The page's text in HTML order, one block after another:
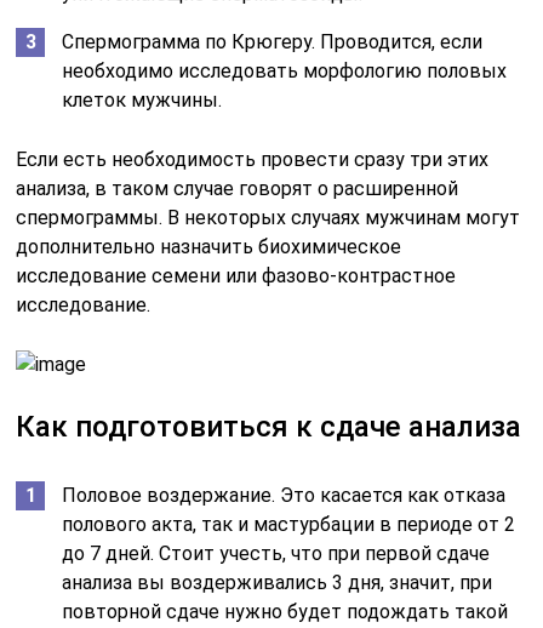
Спермограмма по Крюгеру. Проводится, если
необходимо исследовать морфологию половых
клеток мужчины.
Если есть необходимость провести сразу три этих
анализа, в таком случае говорят о расширенной
спермограммы. В некоторых случаях мужчинам могут
дополнительно назначить биохимическое
исследование семени или фазово-контрастное
исследование.
Как подготовиться к сдаче анализа
Половое воздержание. Это касается как отказа
полового акта, так и мастурбации в периоде от 2
до 7 дней. Стоит учесть, что при первой сдаче
анализа вы воздерживались 3 дня, значит, при
повторной сдаче нужно будет подождать такой